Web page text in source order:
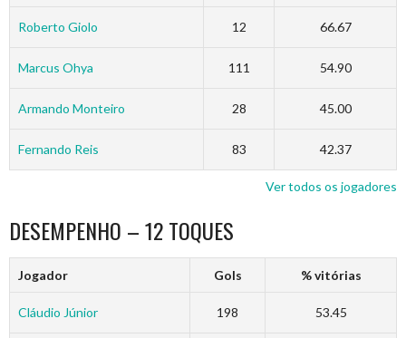
Roberto Giolo 12 66.67
Marcus Ohya 111 54.90
Armando Monteiro 28 45.00
Fernando Reis 83 42.37
Ver todos os jogadores
DESEMPENHO – 12 TOQUES
Jogador Gols % vitórias
Cláudio Júnior 198 53.45